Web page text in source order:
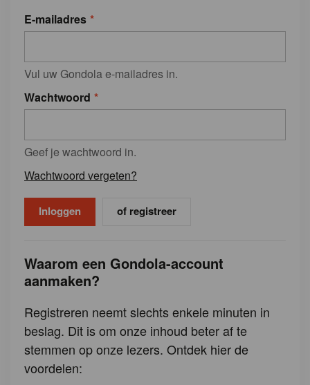
E-mailadres
Vul uw Gondola e-mailadres in.
Wachtwoord
Geef je wachtwoord in.
Wachtwoord vergeten?
of registreer
Waarom een Gondola-account
aanmaken?
Registreren neemt slechts enkele minuten in
beslag. Dit is om onze inhoud beter af te
stemmen op onze lezers. Ontdek hier de
voordelen: